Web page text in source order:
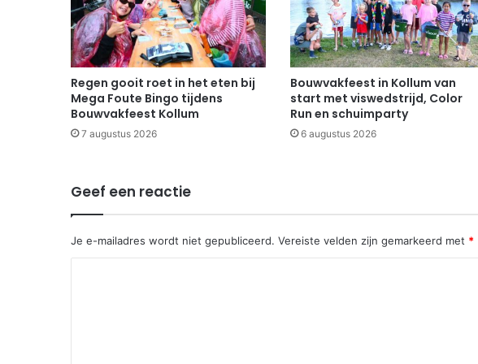
Regen gooit roet in het eten bij
Mega Foute Bingo tijdens
Bouwvakfeest Kollum
7 augustus 2026
Bouwvakfeest in Kollum van
start met viswedstrijd, Color
Run en schuimparty
6 augustus 2026
Geef een reactie
Je e-mailadres wordt niet gepubliceerd. Vereiste velden zijn gemarkeerd met *